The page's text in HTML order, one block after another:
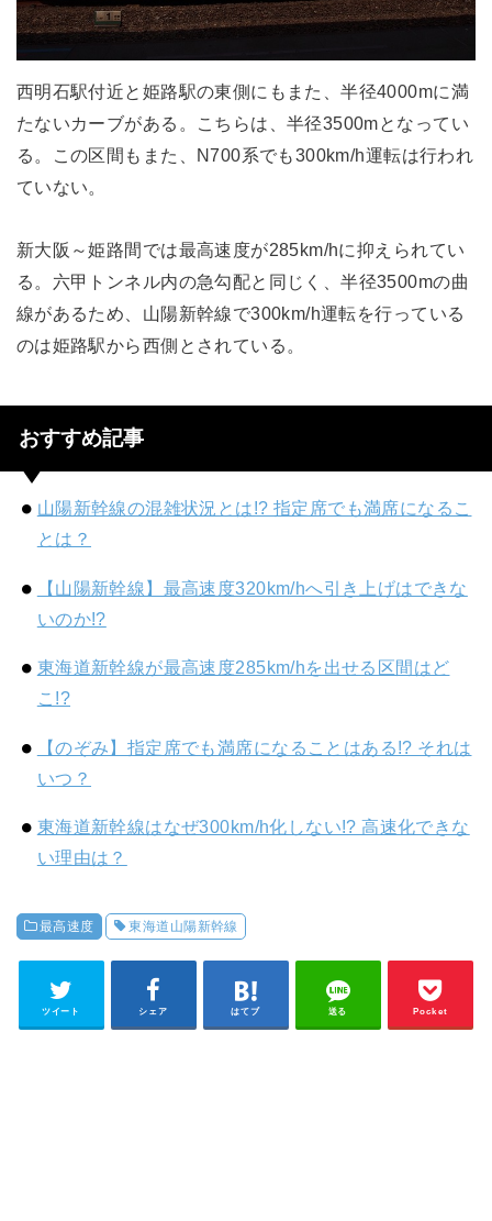
西明石駅付近と姫路駅の東側にもまた、半径4000mに満
たないカーブがある。こちらは、半径3500mとなってい
る。この区間もまた、N700系でも300km/h運転は行われ
ていない。
新大阪～姫路間では最高速度が285km/hに抑えられてい
る。六甲トンネル内の急勾配と同じく、半径3500mの曲
線があるため、山陽新幹線で300km/h運転を行っている
のは姫路駅から西側とされている。
おすすめ記事
山陽新幹線の混雑状況とは!? 指定席でも満席になるこ
とは？
【山陽新幹線】最高速度320km/hへ引き上げはできな
いのか!?
東海道新幹線が最高速度285km/hを出せる区間はど
こ!?
【のぞみ】指定席でも満席になることはある!? それは
いつ？
東海道新幹線はなぜ300km/h化しない!? 高速化できな
い理由は？
最高速度 東海道山陽新幹線
ツイート シェア はてブ 送る Pocket